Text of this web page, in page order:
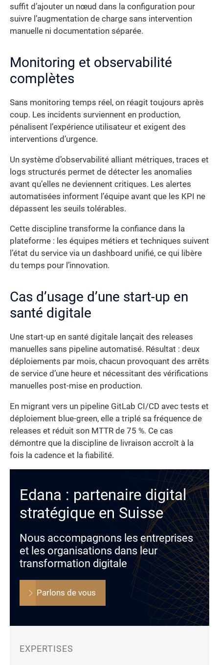
suffit d’ajouter un nœud dans la configuration pour
suivre l’augmentation de charge sans intervention
manuelle ni documentation séparée.
Monitoring et observabilité
complètes
Sans monitoring temps réel, on réagit toujours après
coup. Les incidents surviennent en production,
pénalisent l’expérience utilisateur et exigent des
interventions d’urgence.
Un système d’observabilité alliant métriques, traces et
logs structurés permet de détecter les anomalies
avant qu’elles ne deviennent critiques. Les alertes
automatisées informent l’équipe avant que les KPI ne
dépassent les seuils tolérables.
Cette discipline transforme la confiance dans la
plateforme : les équipes métiers et techniques suivent
l’état du service via un dashboard unifié, ce qui libère
du temps pour l’innovation.
Cas d’usage d’une start-up en
santé digitale
Une start-up en santé digitale lançait des releases
manuelles sans pipeline automatisé. Résultat : deux
déploiements par mois, chacun provoquant des arrêts
de service d’une heure et nécessitant des vérifications
manuelles post-mise en production.
En migrant vers un pipeline GitLab CI/CD avec tests et
déploiement blue-green, elle a triplé sa fréquence de
releases et réduit son MTTR de 75 %. Ce cas
démontre que la discipline de livraison accroît à la
fois la cadence et la fiabilité.
Edana : partenaire digital
stratégique en Suisse
Nous accompagnons les entreprises
et les organisations dans leur
transformation digitale
Parlons de vous
EXPERTISES